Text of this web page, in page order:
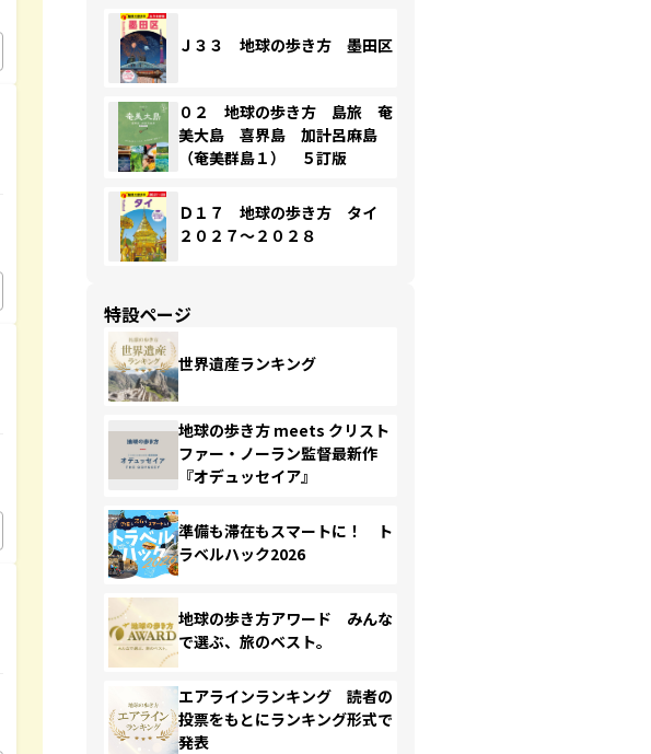
Ｊ３３ 地球の歩き方 墨田区
０２ 地球の歩き方 島旅 奄
美大島 喜界島 加計呂麻島
（奄美群島１） ５訂版
Ｄ１７ 地球の歩き方 タイ
２０２７～２０２８
特設ページ
世界遺産ランキング
地球の歩き方 meets クリスト
ファー・ノーラン監督最新作
『オデュッセイア』
準備も滞在もスマートに！ ト
ラベルハック2026
地球の歩き方アワード みんな
で選ぶ、旅のベスト。
エアラインランキング 読者の
投票をもとにランキング形式で
発表